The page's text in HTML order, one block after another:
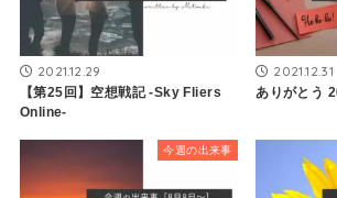
2021.12.29
【第25回】空想戦記 -Sky Fliers
Online-
2021.12.31
ありがとう
今週の出来事